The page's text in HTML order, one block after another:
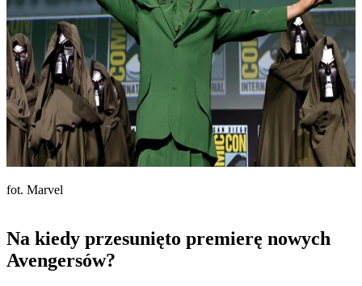
fot. Marvel
Na kiedy przesunięto premierę nowych
Avengersów?